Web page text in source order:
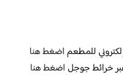
للمطعماضغط هنا
خرائط جوجلاضغط هنا